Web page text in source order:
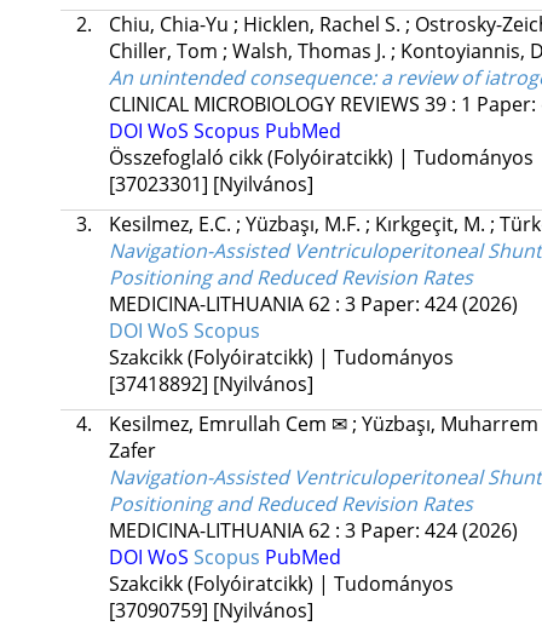
2.
Chiu, Chia-Yu ; Hicklen, Rachel S. ; Ostrosky-
Chiller, Tom ; Walsh, Thomas J. ; Kontoyiannis,
An unintended consequence: a review of
CLINICAL MICROBIOLOGY REVIEWS 39: 1 Paper:
DOI WoS Scopus PubMed
Összefoglaló cikk (Folyóiratcikk) | Tudományos
[37023301] [Nyilvános]
3.
Kesilmez, E.C. ; Yüzbaşı, M.F. ; Kırkgeçit, M. ;
Navigation-Assisted Ventriculoperitoneal
Positioning and Reduced Revision Rates
MEDICINA-LITHUANIA 62: 3 Paper: 424(2026)
DOI WoS Scopus
Szakcikk (Folyóiratcikk) | Tudományos
[37418892] [Nyilvános]
4.
Kesilmez, Emrullah Cem ✉; Yüzbaşı,
Zafer
Navigation-Assisted Ventriculoperitoneal
Positioning and Reduced Revision Rates
MEDICINA-LITHUANIA 62: 3 Paper: 424(2026)
DOI WoS Scopus PubMed
Szakcikk (Folyóiratcikk) | Tudományos
[37090759] [Nyilvános]